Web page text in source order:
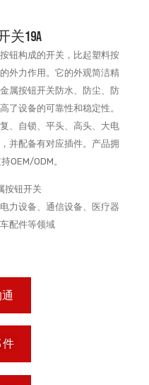
关19A
钮构成的开关，比起塑料按
外力作用。它的外观简洁精
属按钮开关防水、防尘、防
了设备的可靠性和稳定性。
、自锁、平头、高头、大电
并配备有对应插件。产品拥
OEM/ODM。
按钮开关
力设备、通信设备、医疗器
配件等领域